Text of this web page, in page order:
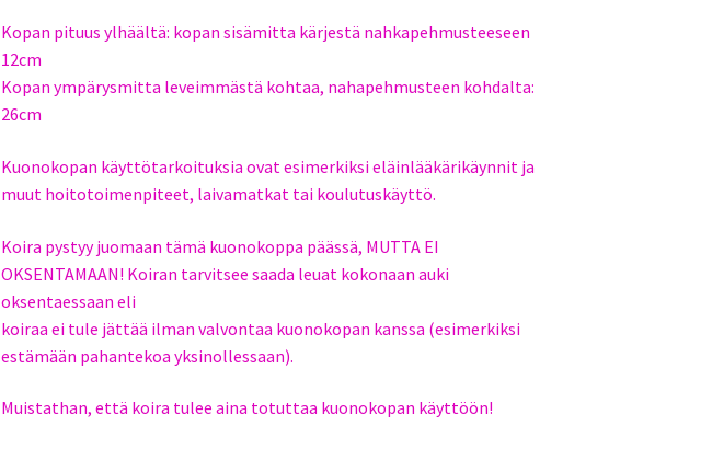
Kopan pituus ylhäältä: kopan sisämitta kärjestä nahkapehmusteeseen
12cm
Kopan ympärysmitta leveimmästä kohtaa, nahapehmusteen kohdalta:
26cm
Kuonokopan käyttötarkoituksia ovat esimerkiksi eläinlääkärikäynnit ja
muut hoitotoimenpiteet, laivamatkat tai koulutuskäyttö.
Koira pystyy juomaan tämä kuonokoppa päässä, MUTTA EI
OKSENTAMAAN! Koiran tarvitsee saada leuat kokonaan auki
oksentaessaan eli
koiraa ei tule jättää ilman valvontaa kuonokopan kanssa (esimerkiksi
estämään pahantekoa yksinollessaan).
Muistathan, että koira tulee aina totuttaa kuonokopan käyttöön!